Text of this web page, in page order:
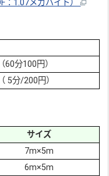
：1.07メガバイト）
60分100円）
5分/200円）
サイズ
7m×5m
6m×5m